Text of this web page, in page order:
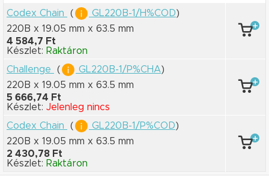
Codex Chain ( GL220B-1/H%COD)
220B x 19.05 mm x 63.5 mm
4 584,7 Ft
Készlet: Raktáron
Challenge
( GL220B-1/P%CHA)
220B x 19.05 mm x 63.5 mm
5 666,74 Ft
Készlet: Jelenleg nincs
Codex Chain
( GL220B-1/P%COD)
220B x 19.05 mm x 63.5 mm
2 430,78 Ft
Készlet: Raktáron